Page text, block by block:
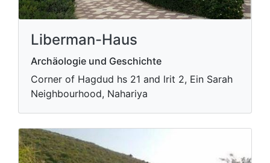
Liberman-Haus
Archäologie und Geschichte
Corner of Hagdud hs 21 and lrit 2, Ein Sarah
Neighbourhood, Nahariya